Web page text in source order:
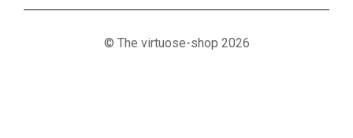
© The virtuose-shop 2026